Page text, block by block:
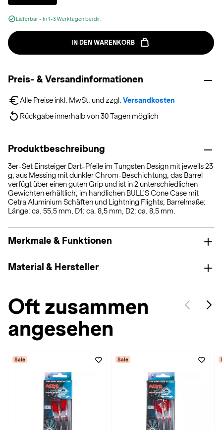
Lieferbar - In 1-3 Werktagen bei dir.
IN DEN WARENKORB
Preis- & Versandinformationen
Alle Preise inkl. MwSt. und zzgl. Versandkosten
Rückgabe innerhalb von 30 Tagen möglich
Produktbeschreibung
3er-Set Einsteiger Dart-Pfeile im Tungsten Design mit jeweils 23
g; aus Messing mit dunkler Chrom-Beschichtung; das Barrel
verfügt über einen guten Grip und ist in 2 unterschiedlichen
Gewichten erhältlich; im handlichen BULL'S Cone Case mit
Cetra Aluminium Schäften und Lightning Flights; Barrelmaße:
Länge: ca. 55,5 mm, D1: ca. 8,5 mm, D2: ca. 8,5 mm.
Merkmale & Funktionen
Material & Hersteller
Oft zusammen
angesehen
Sale Sale